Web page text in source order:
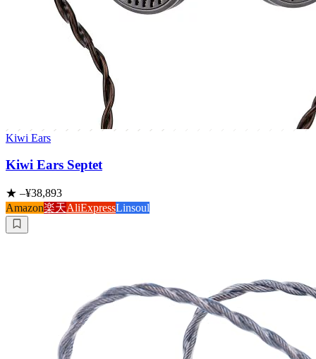
Kiwi Ears
Kiwi Ears Septet
★ –¥38,893
Amazon楽天AliExpressLinsoul